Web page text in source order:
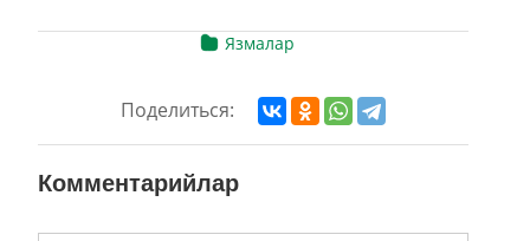
Язмалар
Поделиться:
Комментарийлар